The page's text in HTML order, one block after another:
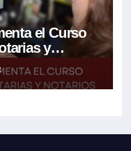
el Curso
y
2026